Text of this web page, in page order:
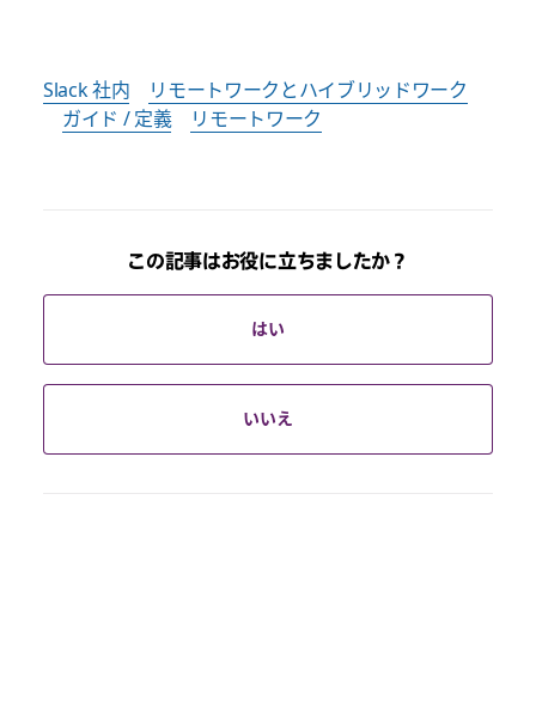
Slack 社内
リモートワークとハイブリッドワーク
ガイド / 定義
リモートワーク
この記事はお役に立ちましたか？
はい
いいえ